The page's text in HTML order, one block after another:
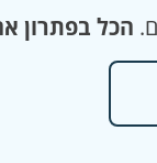
הכל בפתרון